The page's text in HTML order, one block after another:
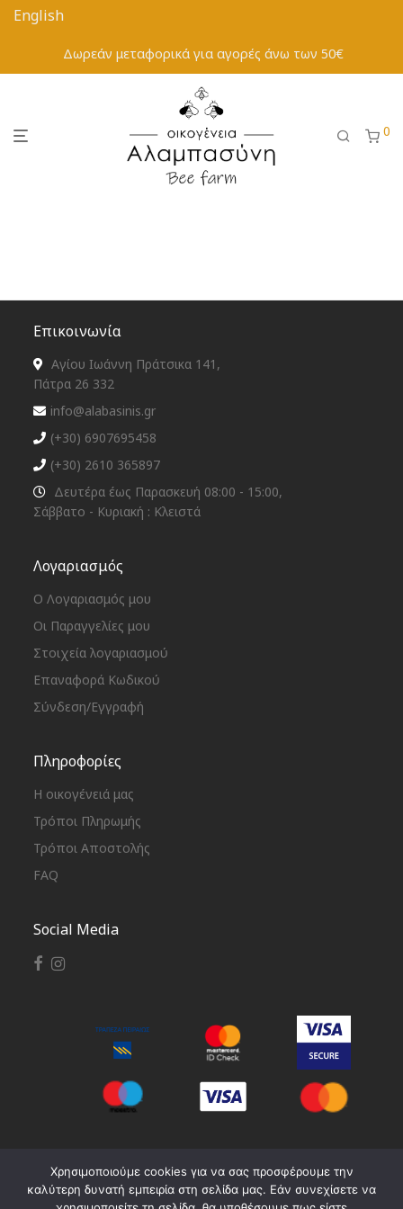
Δωρεάν μεταφορικά για αγορές άνω των 50€
0
Επικοινωνία
Αγίου Ιωάννη Πράτσικα 141,
Πάτρα 26 332
info@alabasinis.gr
(+30) 6907695458
(+30) 2610 365897
Δευτέρα έως Παρασκευή 08:00 - 15:00,
Σάββατο - Κυριακή : Κλειστά
Λογαριασμός
Ο Λογαριασμός μου
Οι Παραγγελίες μου
Στοιχεία λογαριασμού
Επαναφορά Κωδικού
Σύνδεση/Εγγραφή
Πληροφορίες
Η οικογένειά μας
Τρόποι Πληρωμής
Τρόποι Αποστολής
FAQ
Social Media
Χρησιμοποιούμε cookies για να σας προσφέρουμε την
καλύτερη δυνατή εμπειρία στη σελίδα μας. Εάν συνεχίσετε να